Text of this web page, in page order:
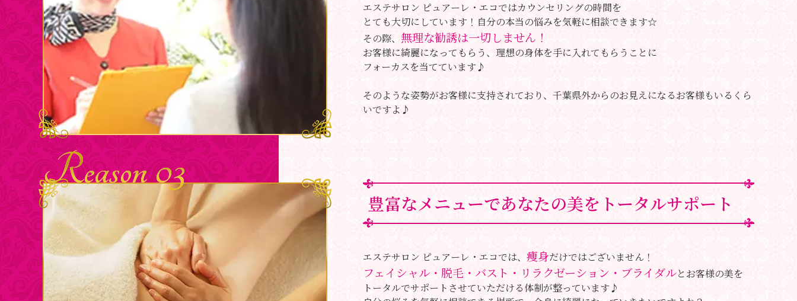
エステサロン ピュアーレ・エコではカウンセリングの時間を
とても大切にしています！自分の本当の悩みを気軽に相談できます☆
その際、 無理な勧誘は一切しません！
お客様に綺麗になってもらう、理想の身体を手に入れてもらうことに
フォーカスを当てています♪
そのような姿勢がお客様に支持されており、千葉県外からのお見えになるお客様もいるくら
いですよ♪
Reason 03
豊富なメニューであなたの美をトータルサポート
エステサロン ピュアーレ・エコでは、 痩身だけではございません！
フェイシャル・脱毛・バスト・リラクゼーション・ブライダルとお客様の美を
トータルでサポートさせていただける体制が整っています♪